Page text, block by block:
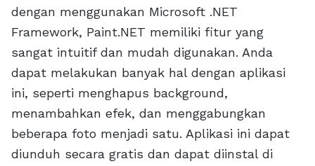
dengan menggunakan Microsoft .NET
Framework, Paint.NET memiliki fitur yang
sangat intuitif dan mudah digunakan. Anda
dapat melakukan banyak hal dengan aplikasi
ini, seperti menghapus background,
menambahkan efek, dan menggabungkan
beberapa foto menjadi satu. Aplikasi ini dapat
diunduh secara gratis dan dapat diinstal di